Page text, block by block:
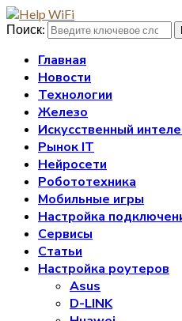
Поиск:
Главная
Новости
Технологии
Железо
Искусственный
Рынок IT
Нейросети
Робототехника
Мобильные игры
Настройка
Сервисы
Статьи
Настройка роутеров
Asus
D-LINK